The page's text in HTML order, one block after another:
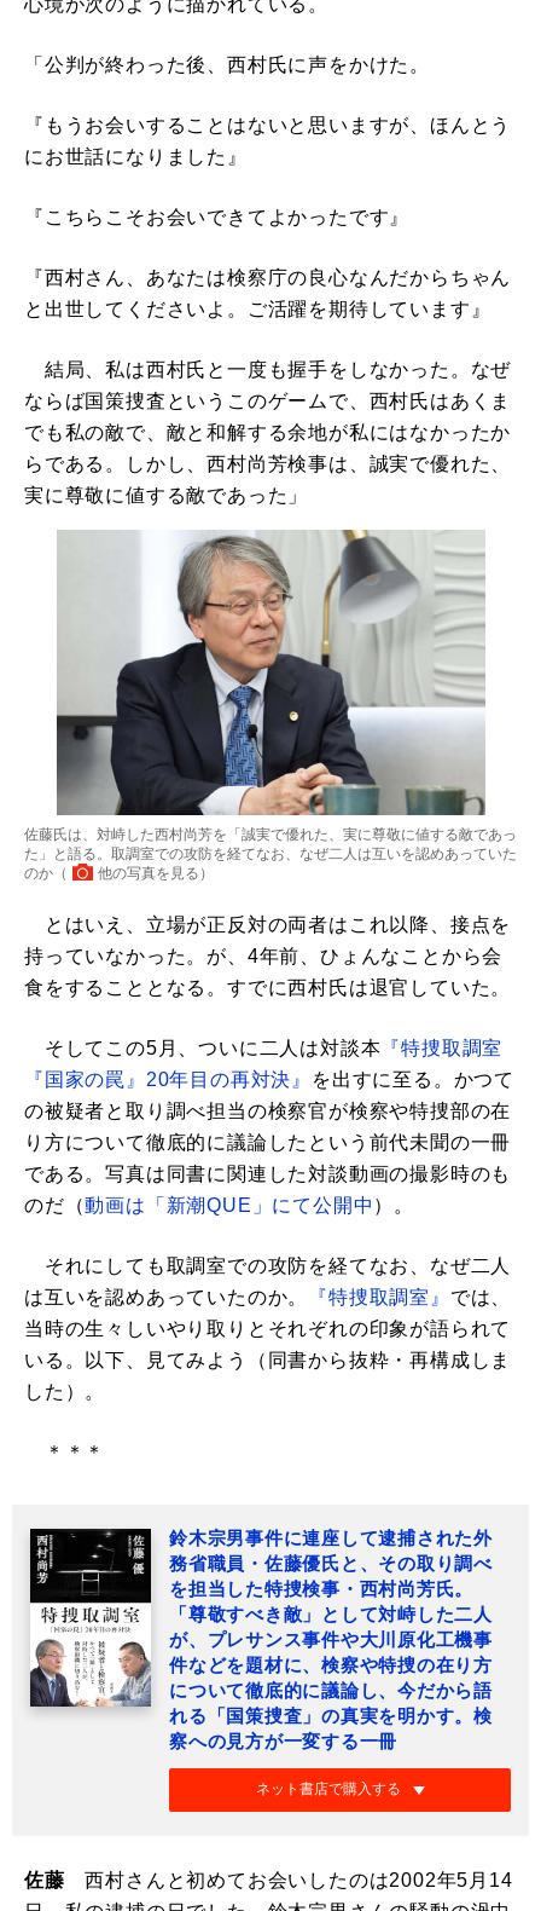
「公判が終わった後、西村氏に声をかけた。
『もうお会いすることはないと思いますが、ほんとう
にお世話になりました』
『こちらこそお会いできてよかったです』
『西村さん、あなたは検察庁の良心なんだからちゃん
と出世してくださいよ。ご活躍を期待しています』
結局、私は西村氏と一度も握手をしなかった。なぜ
ならば国策捜査というこのゲームで、西村氏はあくま
でも私の敵で、敵と和解する余地が私にはなかったか
らである。しかし、西村尚芳検事は、誠実で優れた、
実に尊敬に値する敵であった」
佐藤氏は、対峙した西村尚芳を「誠実で優れた、実に尊敬に値する敵であっ
た」と語る。取調室での攻防を経てなお、なぜ二人は互いを認めあっていた
のか（
他の写真を見る ）
とはいえ、立場が正反対の両者はこれ以降、接点を
持っていなかった。が、4年前、ひょんなことから会
食をすることとなる。すでに西村氏は退官していた。
そしてこの5月、ついに二人は対談本 『特捜取調室
『国家の罠』20年目の再対決』
を出すに至る。かつて
の被疑者と取り調べ担当の検察官が検察や特捜部の在
り方について徹底的に議論したという前代未聞の一冊
である。写真は同書に関連した対談動画の撮影時のも
のだ（動画は「新潮QUE」にて公開中 ）。
それにしても取調室での攻防を経てなお、なぜ二人
は互いを認めあっていたのか。
『特捜取調室』 では、
当時の生々しいやり取りとそれぞれの印象が語られて
いる。以下、見てみよう（同書から抜粋・再構成しま
した）。
＊＊＊
鈴木宗男事件に連座して逮捕された外
務省職員・佐藤優氏と、その取り調べ
を担当した特捜検事・西村尚芳氏。
「尊敬すべき敵」として対峙した二人
が、プレサンス事件や大川原化工機事
件などを題材に、検察や特捜の在り方
について徹底的に議論し、今だから語
れる「国策捜査」の真実を明かす。検
察への見方が一変する一冊
ネット書店で購入する
佐藤西村さんと初めてお会いしたのは2002年5月14